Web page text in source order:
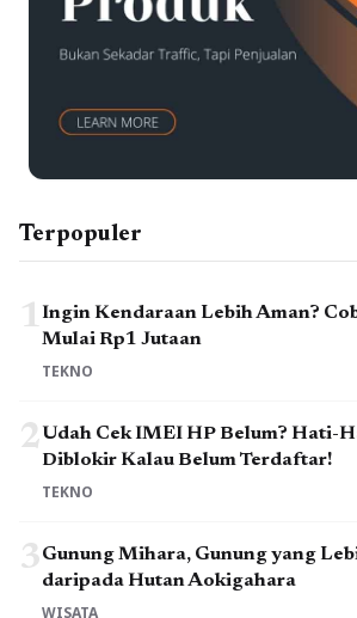
Terpopuler
1Ingin Kendaraan Lebih Aman?
Mulai Rp1 Jutaan
TEKNO
2Udah Cek IMEI HP Belum? Hati-
Diblokir Kalau Belum Terdaftar!
TEKNO
3Gunung Mihara, Gunung yang
daripada Hutan Aokigahara
WISATA